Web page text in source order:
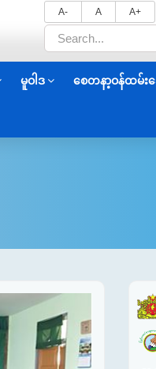
A- A A+
မူဝါဒ စေတနာ့ဝန်ထမ်းခ